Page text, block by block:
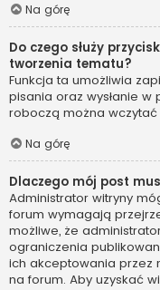
Na górę
Do czego służy
tworzenia tematu?
Funkcja ta umożliwia
pisania oraz wysłanie w
roboczą można
Na górę
Dlaczego mój post
Administrator witryny
forum wymagają
możliwe, że
ograniczenia
ich akceptowania przez
na forum. Aby uzyskać